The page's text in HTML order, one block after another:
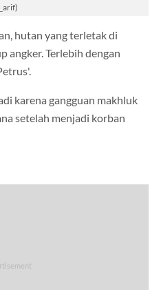
hutan yang terletak di
angker. Terlebih dengan
karena gangguan makhluk
setelah menjadi korban